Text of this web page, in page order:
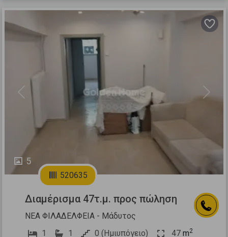
5
Previous Next
520635
Διαμέρισμα 47τ.μ. προς πώληση
ΝΕΑ ΦΙΛΑΔΕΛΦΕΙΑ - Μάδυτος
1
1 0 (Ημιυπόγειο) 47 m2